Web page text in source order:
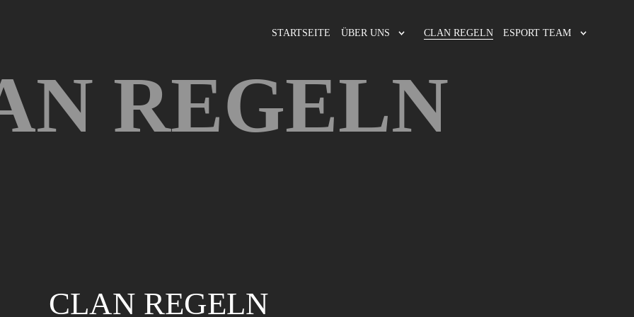
STARTSEITE ÜBER UNS CLAN REGELN ESPORT TEAM
REGELN
CLAN REGELN